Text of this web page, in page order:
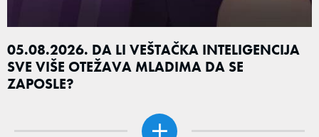
05.08.2026. DA LI VEŠTAČKA INTELIGENCIJA
SVE VIŠE OTEŽAVA MLADIMA DA SE
ZAPOSLE?